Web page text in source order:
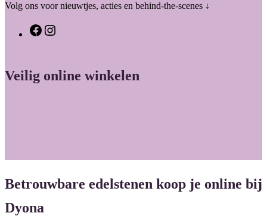
Volg ons voor nieuwtjes, acties en behind-the-scenes ↓
F
e
t
m
Veilig online winkelen
Betrouwbare edelstenen koop je online bij
Dyona